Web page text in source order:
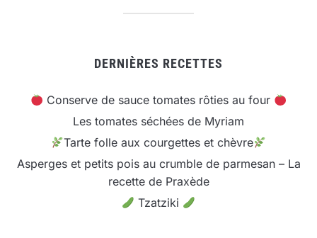
DERNIÈRES RECETTES
Conserve de sauce tomates rôties au four
Les tomates séchées de Myriam
Tarte folle aux courgettes et chèvre
Asperges et petits pois au crumble de parmesan – La
recette de Praxède
Tzatziki